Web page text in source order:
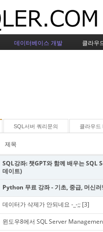
데이터베이스 개발 클라우
SQL서버 쿼리문의 클라우드
제목
SQL강좌: 챗GPT와 함께 배우는 SQL
데이트)
Python 무료 강좌 - 기초, 중급, 머신
데이터가 삭제가 안되네요 -_-;; [3]
윈도우8에서 SQL Server